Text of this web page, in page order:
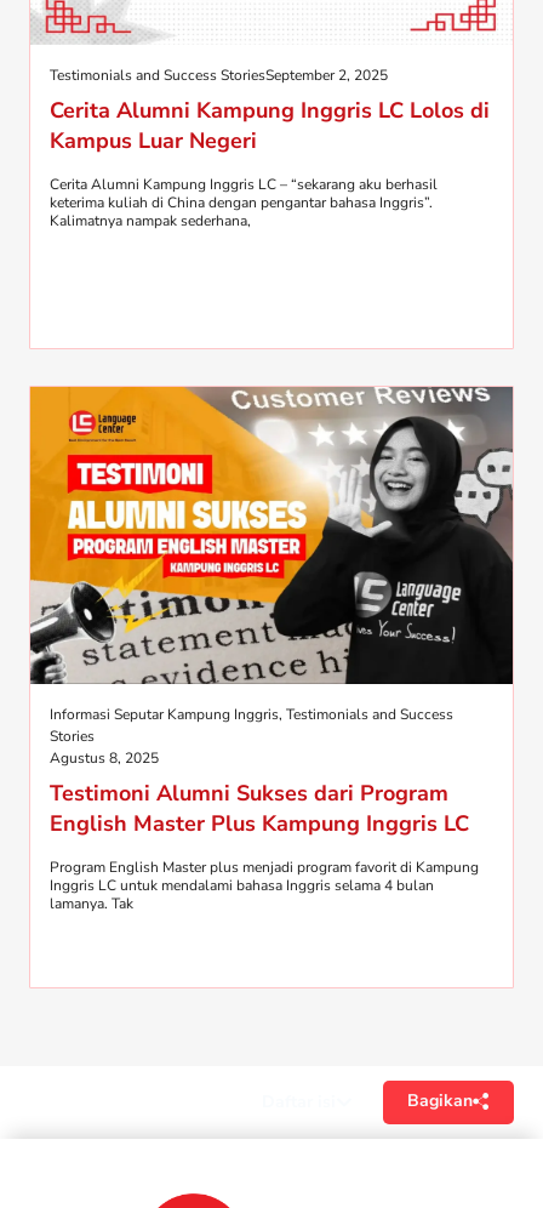
Testimonials and Success StoriesSeptember 2, 2025
Cerita Alumni Kampung Inggris LC Lolos di
Kampus Luar Negeri
Cerita Alumni Kampung Inggris LC – “sekarang aku berhasil
keterima kuliah di China dengan pengantar bahasa Inggris”.
Kalimatnya nampak sederhana,
Informasi Seputar Kampung Inggris, Testimonials and Success
Stories
Agustus 8, 2025
Testimoni Alumni Sukses dari Program
English Master Plus Kampung Inggris LC
Program English Master plus menjadi program favorit di Kampung
Inggris LC untuk mendalami bahasa Inggris selama 4 bulan
lamanya. Tak
Bagikan